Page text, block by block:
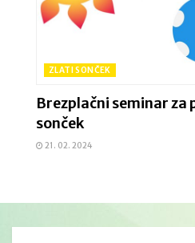
ZLATI SONČEK
Brezplačni seminar
sonček
21. 02. 2024